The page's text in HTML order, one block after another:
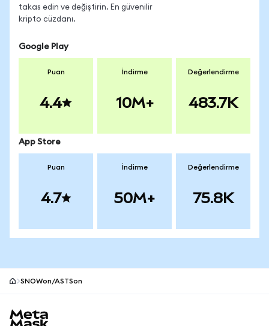
takas edin ve değiştirin. En güvenilir
kripto cüzdanı.
Google Play
Puan
4.4
İndirme
10M+
Değerlendirme
483.7K
App Store
Puan
4.7
İndirme
50M+
Değerlendirme
75.8K
SNOWon/ASTSon